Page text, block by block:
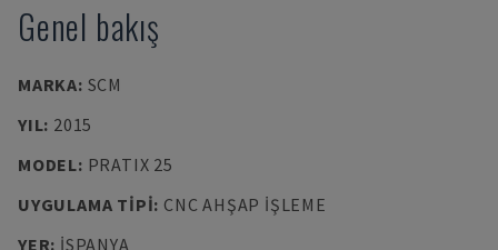
Genel bakış
MARKA: SCM
YIL: 2015
MODEL: PRATIX 25
UYGULAMA TIPI: CNC AHŞAP İŞLEME
YER: İSPANYA